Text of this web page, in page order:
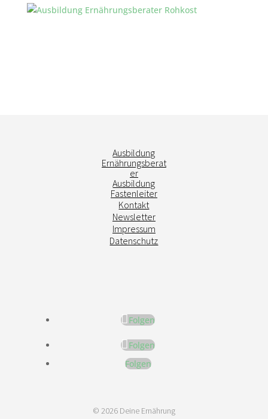
Ausbildung
Ernährungsberat
er
Ausbildung
Fastenleiter
Kontakt
Newsletter
Impressum
Datenschutz
Folgen
Folgen
Folgen
© 2026 Deine Ernährung